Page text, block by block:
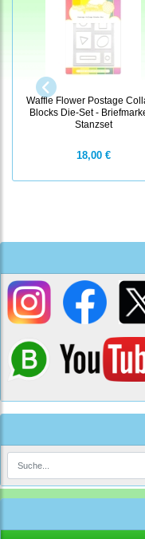
Waffle Flower Postage
Blocks Die-Set -
Stanzset
18,00 €